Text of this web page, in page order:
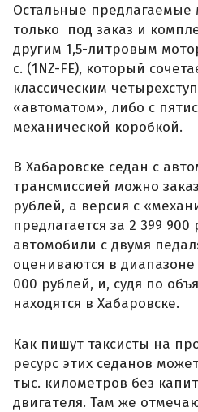
Остальные
только под заказ и
другим 1,5-литровым
с. (1NZ-FE), который
классическим
«автоматом», либо с
механической коробкой.
В Хабаровске седан с
трансмиссией можно
рублей, а версия с
предлагается за 2 399 900
автомобили с двумя
оцениваются в диапазоне
000 рублей, и, судя по
находятся в Хабаровске.
Как пишут таксисты на
ресурс этих седанов
тыс. километров без
двигателя. Там же